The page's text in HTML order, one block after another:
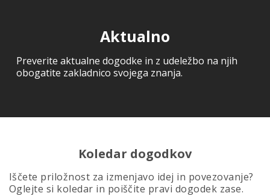
Aktualno
Preverite aktualne dogodke in z udeležbo na njih
obogatite zakladnico svojega znanja.
Koledar dogodkov
Iščete priložnost za izmenjavo idej in povezovanje?
Oglejte si koledar in poiščite pravi dogodek zase.